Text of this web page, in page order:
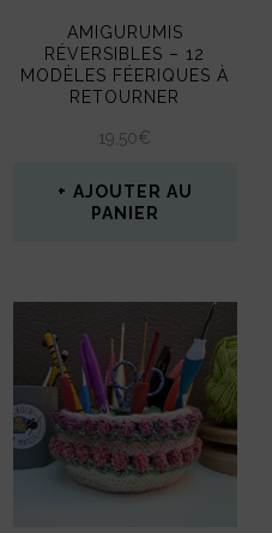
être
choisies
sur
la
page
du
AMIGURUMIS
RÉVERSIBLES – 12
MODÈLES FÉERIQUES À
RETOURNER
19,50€
AJOUTER AU
PANIER